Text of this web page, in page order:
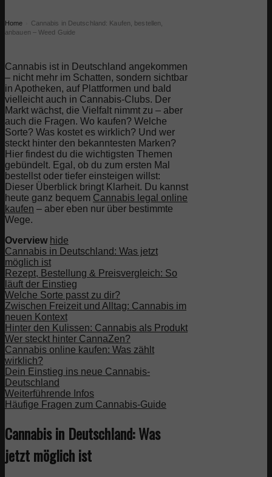
Home
Cannabis in Deutschland: Kaufen, bestellen,
anbauen – Weed Guide
Cannabis ist in Deutschland angekommen
– nicht mehr im Schatten, sondern sichtbar
in Apotheken, auf Plattformen und bald
vielleicht auch in Cannabis-Clubs. Der
Markt wächst, die Vielfalt nimmt zu – aber
auch die Fragen. Wo kaufen? Welche
Sorte? Was kostet es wirklich? Und wer
steckt hinter den bekanntesten Marken?
Hier findest du die wichtigsten Themen
gebündelt. Egal, ob du zum ersten Mal
bestellst oder tiefer einsteigen willst:
Dieser Überblick bringt Klarheit. Du kannst
heute ganz bequem Cannabis legal online
kaufen – aber eben nur über bestimmte
Wege.
Overview hide
Cannabis in Deutschland: Was jetzt
möglich ist
Rezept, Bestellung & Preisvergleich: So
läuft der Einstieg
Welche Sorte passt zu dir?
Zwischen Freizeit und Alltag: Cannabis im
neuen Kontext
Hinter den Kulissen: Cannabis als Produkt
Wer steckt hinter CannaZen?
Cannabis online kaufen: Was zählt
wirklich?
Dein Einstieg ins neue Cannabis-
Deutschland
Weiterführende Infos
Häufige Fragen zum Cannabis-Guide
Cannabis in Deutschland: Was
jetzt möglich ist